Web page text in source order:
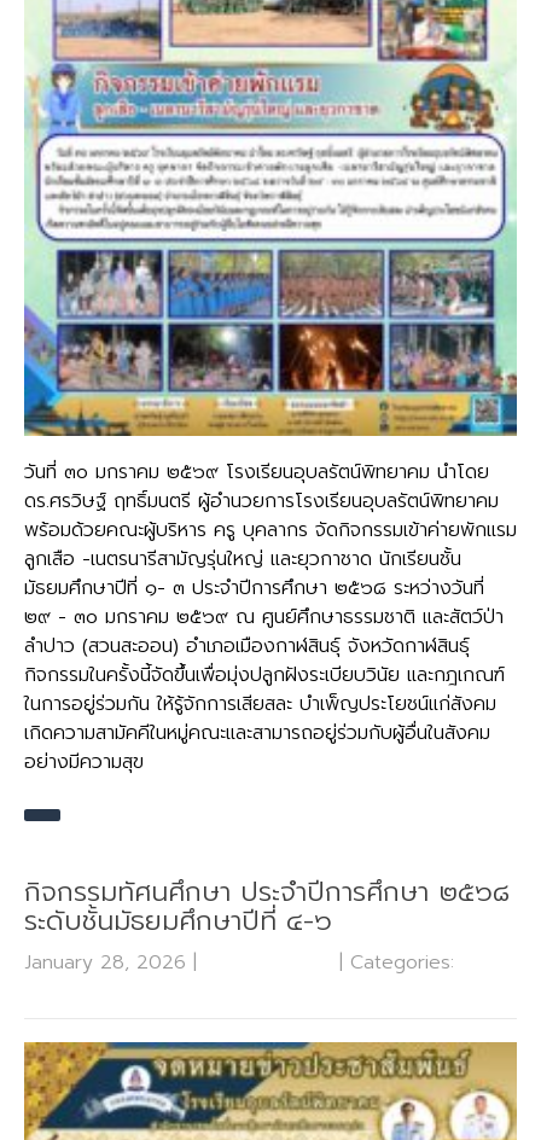
วันที่ ๓o มกราคม ๒๕๖๙ โรงเรียนอุบลรัตน์พิทยาคม นำโดย
ดร.ศรวิษฐ์ ฤทธิ์มนตรี ผู้อำนวยการโรงเรียนอุบลรัตน์พิทยาคม
พร้อมด้วยคณะผู้บริหาร ครู บุคลากร จัดกิจกรรมเข้าค่ายพักแรม
ลูกเสือ -เนตรนารีสามัญรุ่นใหญ่ และยุวกาชาด นักเรียนชั้น
มัธยมศึกษาปีที่ ๑- ๓ ประจำปีการศึกษา ๒๕๖๘ ระหว่างวันที่
๒๙ - ๓o มกราคม ๒๕๖๙ ณ ศูนย์ศึกษาธรรมชาติ และสัตว์ป่า
ลำปาว (สวนสะออน) อำเภอเมืองกาฬสินธุ์ จังหวัดกาฬสินธุ์
กิจกรรมในครั้งนี้จัดขึ้นเพื่อมุ่งปลูกฝังระเบียบวินัย และกฎเกณฑ์
ในการอยู่ร่วมกัน ให้รู้จักการเสียสละ บำเพ็ญประโยชน์แก่สังคม
เกิดความสามัคคีในหมู่คณะและสามารถอยู่ร่วมกับผู้อื่นในสังคม
อย่างมีความสุข
กิจกรรมทัศนศึกษา ประจำปีการศึกษา ๒๕๖๘
ระดับชั้นมัธยมศึกษาปีที่ ๔-๖
January 28, 2026 | | Categories: